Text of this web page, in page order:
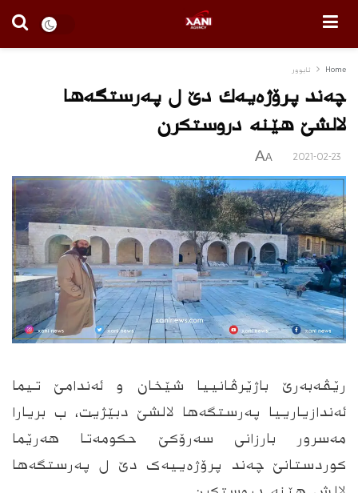
Home ئابوور
چەند پرۆژەیەك دێ ل پەرستگەها
لالشێ هێنە دروستکرن
2021-02-23
A
A
رێڤەبەرێ باژێرڤانییا شێخان و ئەندامێ تیما
ئەندازیارییا پەرستگەها لالشێ دبێژیت، ب بریارا
مەسرور بارزانی سەرۆکێ حکومەتا هەرێما
کوردستانێ چەند پرۆژەییەک دێ ل پەرستگەها